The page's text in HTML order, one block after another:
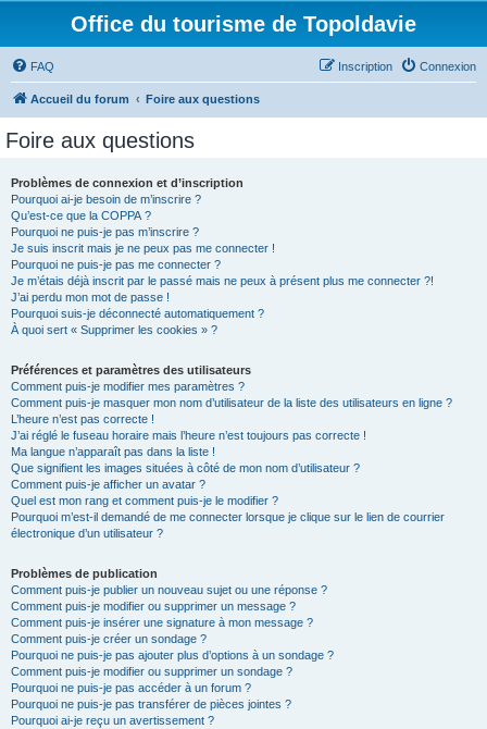
Office du tourisme de Topoldavie
FAQ Connexion
Inscription
Accueil du forum Foire aux questions
Foire aux questions
Problèmes de connexion et d’inscription
Pourquoi ai-je besoin de m’inscrire ?
Qu’est-ce que la COPPA ?
Pourquoi ne puis-je pas m’inscrire ?
Je suis inscrit mais je ne peux pas me connecter !
Pourquoi ne puis-je pas me connecter ?
Je m’étais déjà inscrit par le passé mais ne peux à présent plus me connecter ?!
J’ai perdu mon mot de passe !
Pourquoi suis-je déconnecté automatiquement ?
À quoi sert « Supprimer les cookies » ?
Préférences et paramètres des utilisateurs
Comment puis-je modifier mes paramètres ?
Comment puis-je masquer mon nom d’utilisateur de la liste des utilisateurs en ligne ?
L’heure n’est pas correcte !
J’ai réglé le fuseau horaire mais l’heure n’est toujours pas correcte !
Ma langue n’apparaît pas dans la liste !
Que signifient les images situées à côté de mon nom d’utilisateur ?
Comment puis-je afficher un avatar ?
Quel est mon rang et comment puis-je le modifier ?
Pourquoi m’est-il demandé de me connecter lorsque je clique sur le lien de courrier
électronique d’un utilisateur ?
Problèmes de publication
Comment puis-je publier un nouveau sujet ou une réponse ?
Comment puis-je modifier ou supprimer un message ?
Comment puis-je insérer une signature à mon message ?
Comment puis-je créer un sondage ?
Pourquoi ne puis-je pas ajouter plus d’options à un sondage ?
Comment puis-je modifier ou supprimer un sondage ?
Pourquoi ne puis-je pas accéder à un forum ?
Pourquoi ne puis-je pas transférer de pièces jointes ?
Pourquoi ai-je reçu un avertissement ?